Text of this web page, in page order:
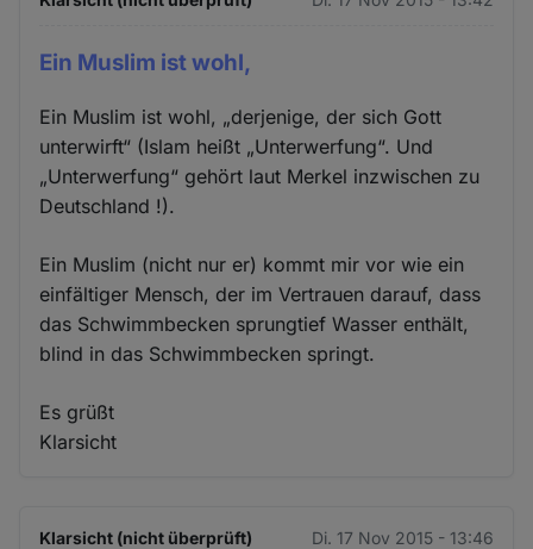
Ein Muslim ist wohl,
Ein Muslim ist wohl, „derjenige, der sich Gott
unterwirft“ (Islam heißt „Unterwerfung“. Und
„Unterwerfung“ gehört laut Merkel inzwischen zu
Deutschland !).
Ein Muslim (nicht nur er) kommt mir vor wie ein
einfältiger Mensch, der im Vertrauen darauf, dass
das Schwimmbecken sprungtief Wasser enthält,
blind in das Schwimmbecken springt.
Es grüßt
Klarsicht
Klarsicht (nicht überprüft) Di. 17 Nov 2015 - 13:46